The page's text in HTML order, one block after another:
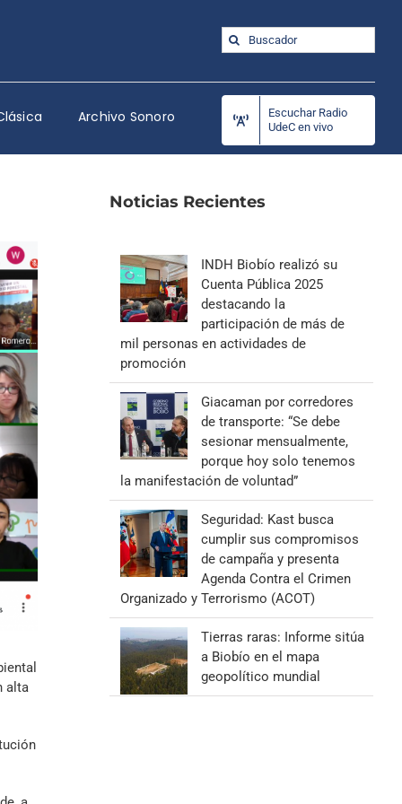
Buscar:
Archivo Sonoro
Escuchar Radio
UdeC en vivo
alta
Noticias Recientes
INDH Biobío realizó su
Cuenta Pública 2025
destacando la
participación de más de
mil personas en actividades de
promoción
Giacaman por corredores
de transporte: “Se debe
sesionar mensualmente,
porque hoy solo tenemos
la manifestación de voluntad”
Seguridad: Kast busca
cumplir sus compromisos
de campaña y presenta
Agenda Contra el Crimen
Organizado y Terrorismo (ACOT)
Tierras raras: Informe sitúa
a Biobío en el mapa
geopolítico mundial